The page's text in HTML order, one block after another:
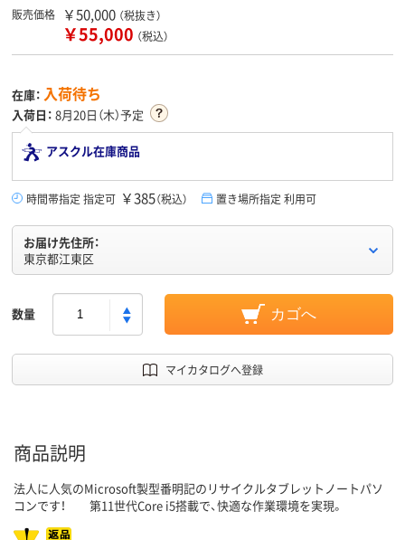
販売価格 ￥50,000 （税抜き）
￥55,000 （税込）
在庫： 入荷待ち
入荷日： 8月20日（木）予定
アスクル在庫商品
時間帯指定 指定可 ￥385（税込） 置き場所指定 利用可
お届け先住所：
東京都江東区
数量 カゴへ
マイカタログへ登録
商品説明
法人に人気のMicrosoft製型番明記のリサイクルタブレットノートパソ
コンです！ 第11世代Core i5搭載で、快適な作業環境を実現。